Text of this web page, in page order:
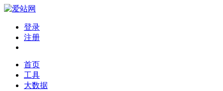
登录
注册
首页
工具
大数据